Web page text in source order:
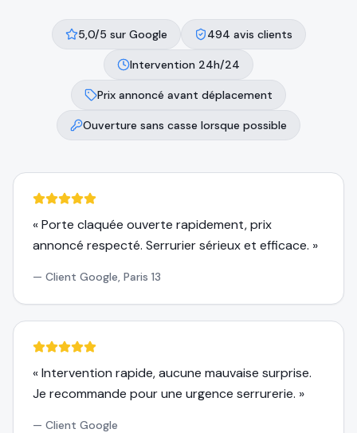
5,0/5 sur Google 494 avis clients
Intervention 24h/24
Prix annoncé avant déplacement
Ouverture sans casse lorsque possible
«Porte claquée ouverte rapidement, prix
annoncé respecté. Serrurier sérieux et efficace. »
— Client Google, Paris 13
«Intervention rapide, aucune mauvaise surprise.
Je recommande pour une urgence serrurerie. »
— Client Google